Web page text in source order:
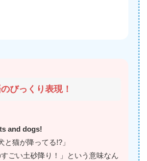
びっくり表現！
and dogs!
と猫が降ってる!?」
ごい土砂降り！」という意味なん